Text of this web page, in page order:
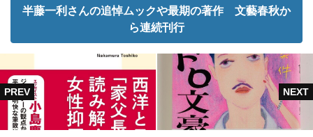
半藤一利さんの追悼ムックや最期の著作 文藝春秋か
ら連続刊行